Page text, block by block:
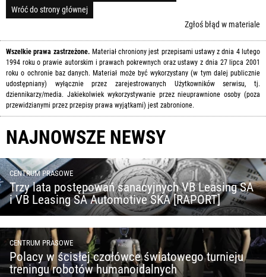
Wróć do strony głównej
Zgłoś błąd w materiale
Wszelkie prawa zastrzeżone. Materiał chroniony jest przepisami ustawy z dnia 4 lutego
1994 roku o prawie autorskim i prawach pokrewnych oraz ustawy z dnia 27 lipca 2001
roku o ochronie baz danych. Materiał może być wykorzystany (w tym dalej publicznie
udostępniany) wyłącznie przez zarejestrowanych Użytkowników serwisu, tj.
dziennikarzy/media. Jakiekolwiek wykorzystywanie przez nieuprawnione osoby (poza
przewidzianymi przez przepisy prawa wyjątkami) jest zabronione.
NAJNOWSZE NEWSY
CENTRUM PRASOWE
Trzy lata postępowań sanacyjnych VB Leasing SA
i VB Leasing SA Automotive SKA [RAPORT]
CENTRUM PRASOWE
Polacy w ścisłej czołówce światowego turnieju
treningu robotów humanoidalnych